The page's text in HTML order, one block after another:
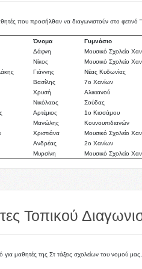
που προσήλθαν να διαγωνιστούν στο
Όνομα
Γυμνάσιο
Δάφνη
Μουσικό Σχολείο
Νίκος
Μουσικό Σχολείο
Γιάννης
Νέας Κυδωνίας
Βασίλης
7ο Χανίων
Χρυσή
Αλικιανού
Νικόλαος
Σούδας
Αρτέμιος
1ο Κισσάμου
Μανώλης
Κουνουπιδιανών
Χριστιάνα
Μουσικό Σχολείο
Ανδρέας
2ο Χανίων
Μυρσίνη Μουσικό Σχολείο
Τοπικού
για μαθητές της Στ τάξεις σχολείων του νομού